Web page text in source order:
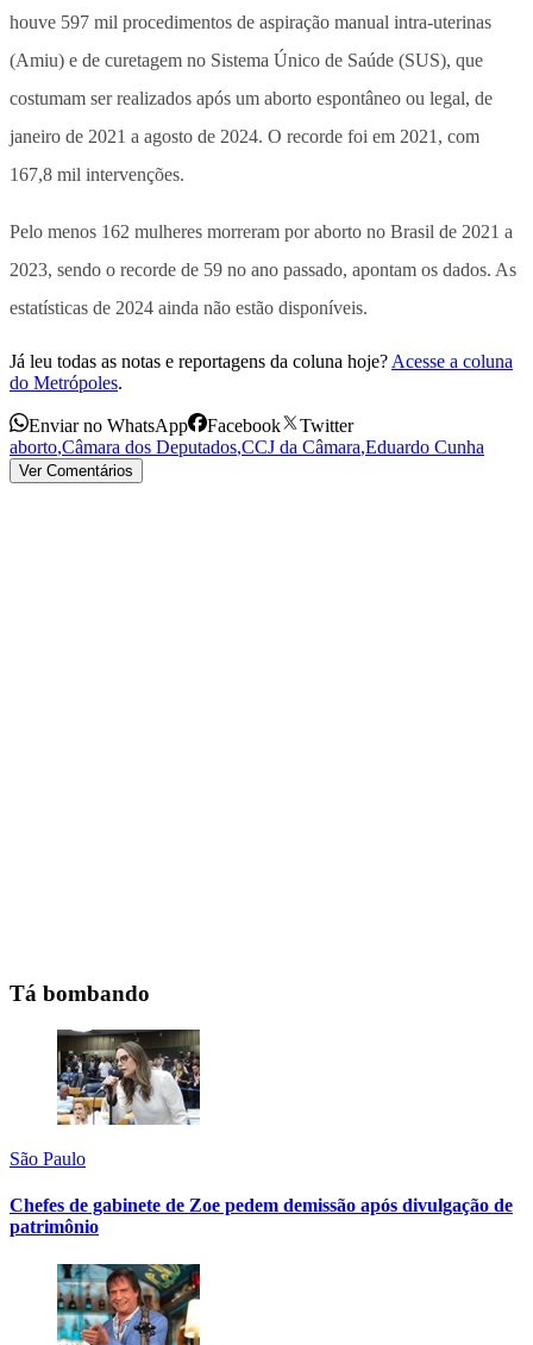
houve 597 mil procedimentos de aspiração manual intra-uterinas
(Amiu) e de curetagem no Sistema Único de Saúde (SUS), que
costumam ser realizados após um aborto espontâneo ou legal, de
janeiro de 2021 a agosto de 2024. O recorde foi em 2021, com
167,8 mil intervenções.
Pelo menos 162 mulheres morreram por aborto no Brasil de 2021 a
2023, sendo o recorde de 59 no ano passado, apontam os dados. As
estatísticas de 2024 ainda não estão disponíveis.
Já leu todas as notas e reportagens da coluna hoje? Acesse a coluna
do Metrópoles.
Enviar no WhatsApp Facebook
Twitter
aborto,Câmara dos Deputados,CCJ da Câmara,Eduardo Cunha
Ver Comentários
Tá bombando
São Paulo
Chefes de gabinete de Zoe pedem demissão após divulgação de
patrimônio